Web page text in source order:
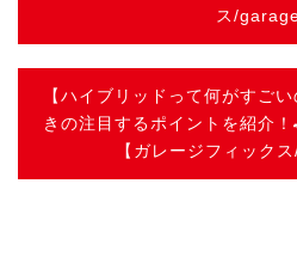
ス/
【ハイブリッドって何がすご
きの注目するポイントを紹介
【ガレージフィック